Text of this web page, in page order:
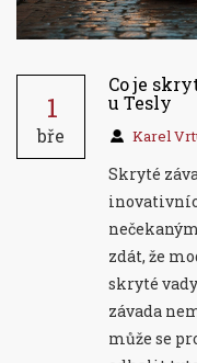
1
bře
Co je
u Tesly
Karel
Skryté
zdát, že
skryté
závada
může se